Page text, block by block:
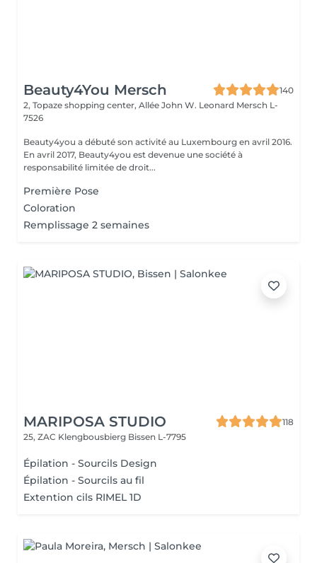
Beauty4You Mersch
140
2, Topaze shopping center, Allée John W. Leonard Mersch L-
7526
Beauty4you a débuté son activité au Luxembourg en avril 2016.
En avril 2017, Beauty4you est devenue une société à
responsabilité limitée de droit...
Première Pose
Coloration
Remplissage 2 semaines
MARIPOSA STUDIO
118
25, ZAC Klengbousbierg Bissen L-7795
Épilation - Sourcils Design
Épilation - Sourcils au fil
Extention cils RIMEL 1D